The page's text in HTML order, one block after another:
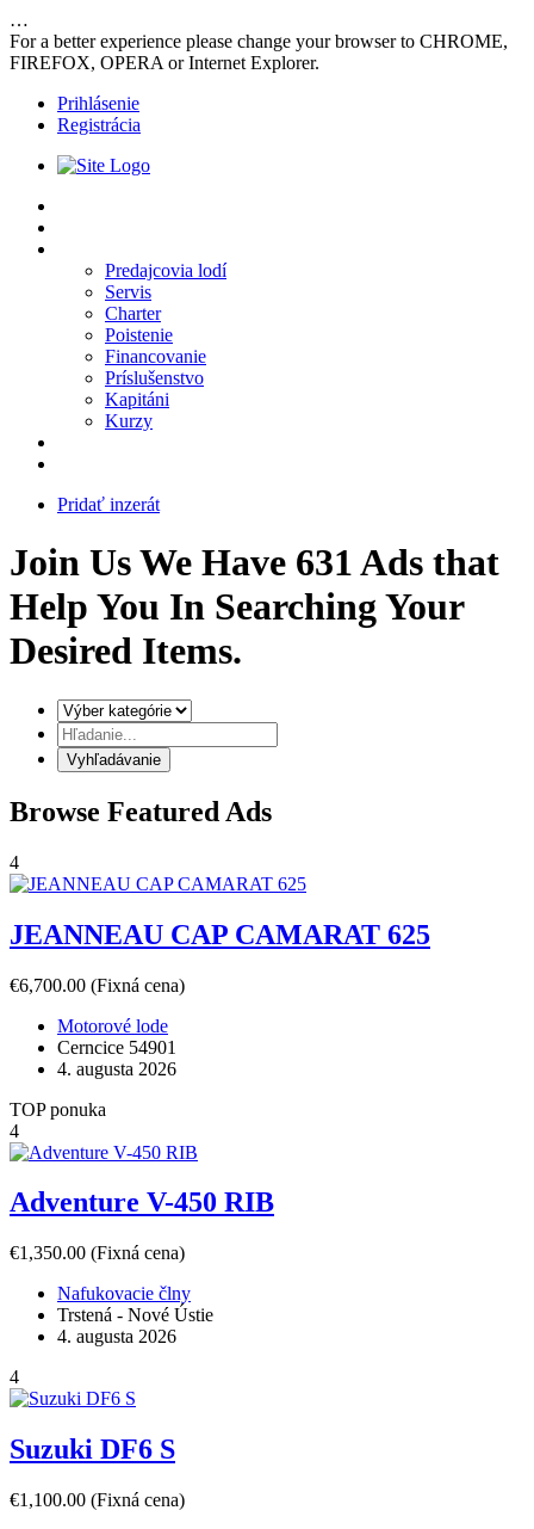
…
For a better experience please change your browser to CHROME,
FIREFOX, OPERA or Internet Explorer.
Prihlásenie
Registrácia
Predajcovia lodí
Servis
Charter
Poistenie
Financovanie
Príslušenstvo
Kapitáni
Kurzy
Pridať inzerát
Join Us We Have 631Ads that
Help You In SearchingYour
Desired Items.
Vyhľadávanie
Browse Featured Ads
4
JEANNEAU CAP CAMARAT 625
€6,700.00 (Fixná cena)
Motorové lode
Cerncice 54901
4. augusta 2026
TOP ponuka
4
Adventure V-450 RIB
€1,350.00 (Fixná cena)
Nafukovacie člny
Trstená - Nové Ústie
4. augusta 2026
4
Suzuki DF6 S
€1,100.00 (Fixná cena)